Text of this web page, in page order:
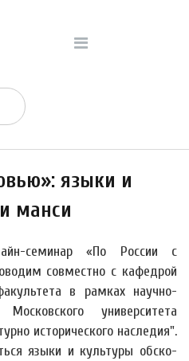
языки и
манси
семинар «По России с
совместно с кафедрой
в рамках научно-
университета
исторического наследия".
языки и культуры обско-